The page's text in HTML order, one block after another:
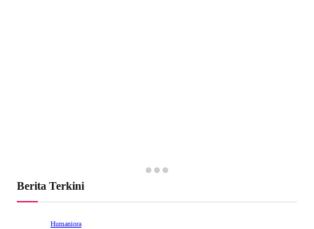
Berita Terkini
Humaniora